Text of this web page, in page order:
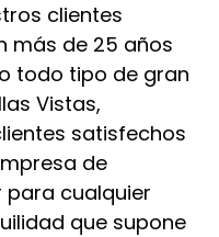
clientes
más de 25 años
todo tipo de gran
Vistas,
satisfechos
de
para cualquier
que supone